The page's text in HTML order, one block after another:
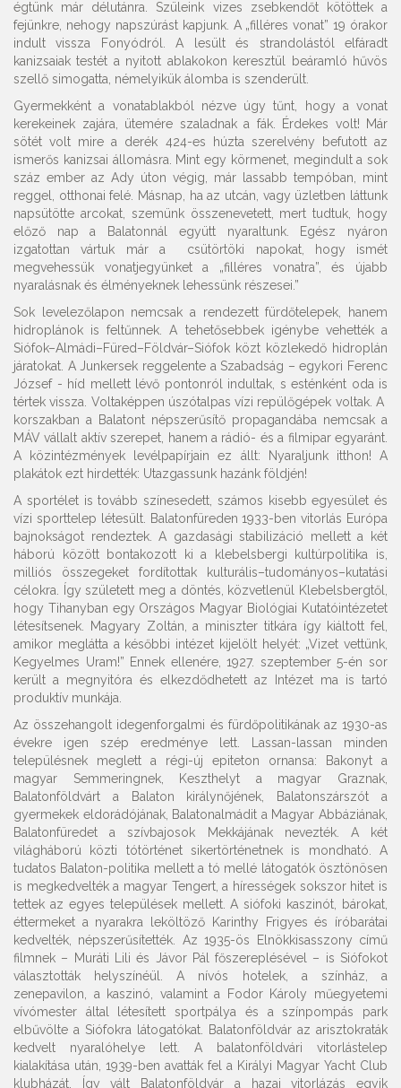
égtünk már délutánra. Szüleink vizes zsebkendőt kötöttek a
fejünkre, nehogy napszúrást kapjunk. A „filléres vonat” 19 órakor
indult vissza Fonyódról. A lesült és strandolástól elfáradt
kanizsaiak testét a nyitott ablakokon keresztül beáramló hűvös
szellő simogatta, némelyikük álomba is szenderült.
Gyermekként a vonatablakból nézve úgy tűnt, hogy a vonat
kerekeinek zajára, ütemére szaladnak a fák. Érdekes volt! Már
sötét volt mire a derék 424-es húzta szerelvény befutott az
ismerős kanizsai állomásra. Mint egy körmenet, megindult a sok
száz ember az Ady úton végig, már lassabb tempóban, mint
reggel, otthonai felé. Másnap, ha az utcán, vagy üzletben láttunk
napsütötte arcokat, szemünk összenevetett, mert tudtuk, hogy
előző nap a Balatonnál együtt nyaraltunk. Egész nyáron
izgatottan vártuk már a csütörtöki napokat, hogy ismét
megvehessük vonatjegyünket a „filléres vonatra”, és újabb
nyaralásnak és élményeknek lehessünk részesei.”
Sok levelezőlapon nemcsak a rendezett fürdőtelepek, hanem
hidroplánok is feltűnnek. A tehetősebbek igénybe vehették a
Siófok–Almádi–Füred–Földvár–Siófok közt közlekedő hidroplán
járatokat. A Junkersek reggelente a Szabadság – egykori Ferenc
József - híd mellett lévő pontonról indultak, s esténként oda is
tértek vissza. Voltaképpen úszótalpas vízi repülőgépek voltak. A
korszakban a Balatont népszerűsítő propagandába nemcsak a
MÁV vállalt aktív szerepet, hanem a rádió- és a filmipar egyaránt.
A közintézmények levélpapírjain ez állt: Nyaraljunk itthon! A
plakátok ezt hirdették: Utazgassunk hazánk földjén!
A sportélet is tovább színesedett, számos kisebb egyesület és
vízi sporttelep létesült. Balatonfüreden 1933-ben vitorlás Európa
bajnokságot rendeztek. A gazdasági stabilizáció mellett a két
háború között bontakozott ki a klebelsbergi kultúrpolitika is,
milliós összegeket fordítottak kulturális–tudományos–kutatási
célokra. Így született meg a döntés, közvetlenül Klebelsbergtől,
hogy Tihanyban egy Országos Magyar Biológiai Kutatóintézetet
létesítsenek. Magyary Zoltán, a miniszter titkára így kiáltott fel,
amikor meglátta a későbbi intézet kijelölt helyét: „Vizet vettünk,
Kegyelmes Uram!” Ennek ellenére, 1927. szeptember 5-én sor
került a megnyitóra és elkezdődhetett az Intézet ma is tartó
produktív munkája.
Az összehangolt idegenforgalmi és fürdőpolitikának az 1930-as
évekre igen szép eredménye lett. Lassan-lassan minden
településnek meglett a régi-új epiteton ornansa: Bakonyt a
magyar Semmeringnek, Keszthelyt a magyar Graznak,
Balatonföldvárt a Balaton királynőjének, Balatonszárszót a
gyermekek eldorádójának, Balatonalmádit a Magyar Abbáziának,
Balatonfüredet a szívbajosok Mekkájának nevezték. A két
világháború közti tótörténet sikertörténetnek is mondható. A
tudatos Balaton-politika mellett a tó mellé látogatók ösztönösen
is megkedvelték a magyar Tengert, a hírességek sokszor hitet is
tettek az egyes települések mellett. A siófoki kaszinót, bárokat,
éttermeket a nyarakra leköltöző Karinthy Frigyes és íróbarátai
kedvelték, népszerűsítették. Az 1935-ös Elnökkisasszony című
filmnek – Muráti Lili és Jávor Pál főszereplésével – is Siófokot
választották helyszínéül. A nívós hotelek, a színház, a
zenepavilon, a kaszinó, valamint a Fodor Károly műegyetemi
vívómester által létesített sportpálya és a színpompás park
elbűvölte a Siófokra látogatókat. Balatonföldvár az arisztokraták
kedvelt nyaralóhelye lett. A balatonföldvári vitorlástelep
kialakítása után, 1939-ben avatták fel a Királyi Magyar Yacht Club
klubházát. Így vált Balatonföldvár a hazai vitorlázás egyik